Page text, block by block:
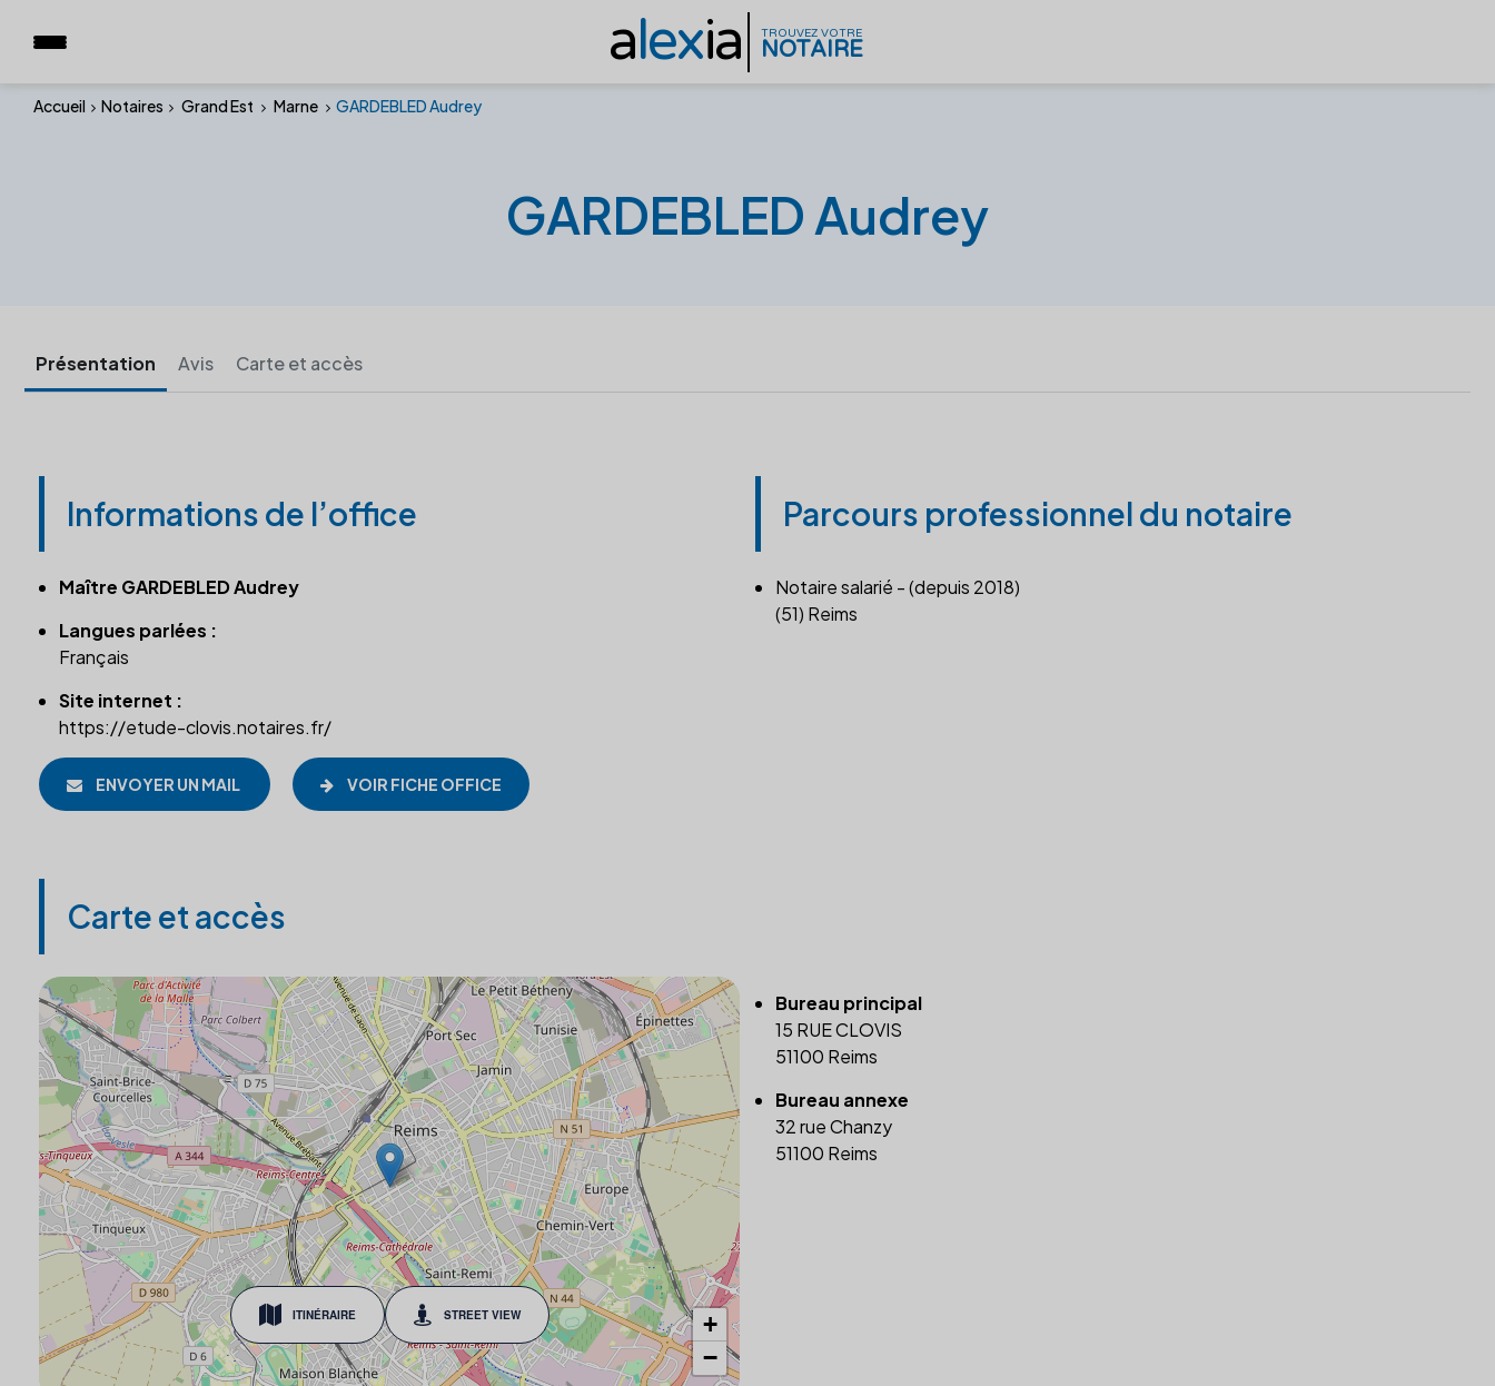
alexia TROUVEZ VOTRE
NOTAIRE
Accueil Notaires Grand Est Marne GARDEBLED Audrey
GARDEBLED Audrey
Présentation Avis Carte et accès
Informations de l’office
Maître GARDEBLED Audrey
Langues parlées :
Français
Site internet :
https://etude-clovis.notaires.fr/
ENVOYER UN MAIL VOIR FICHE OFFICE
Parcours professionnel du notaire
Notaire salarié - (depuis 2018)
(51) Reims
Carte et accès
ITINÉRAIRE STREET VIEW
+
−
Bureau principal
15 RUE CLOVIS
51100 Reims
Bureau annexe
32 rue Chanzy
51100 Reims